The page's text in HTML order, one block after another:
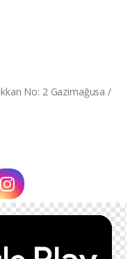
No: 2 Gazimağusa /